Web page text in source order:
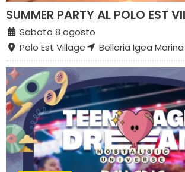
SUMMER PARTY AL POLO EST
Sabato 8 agosto
Polo Est Village
Bellaria Igea Marina